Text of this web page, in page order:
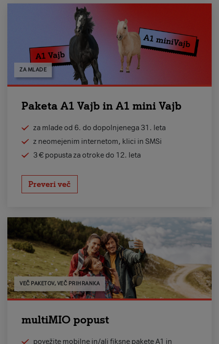
ZA MLADE
Paketa A1 Vajb in A1 mini Vajb
za mlade od 6. do dopolnjenega 31. leta
z neomejenim internetom, klici in SMSi
3 € popusta za otroke do 12. leta
Preveri več
VEČ PAKETOV, VEČ PRIHRANKA
multiMIO popust
povežite mobilne in/ali fiksne pakete A1 in